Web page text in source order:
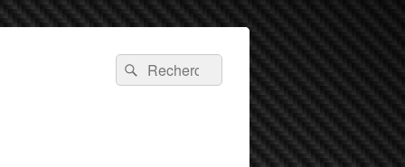
Recherche :
Rechercher